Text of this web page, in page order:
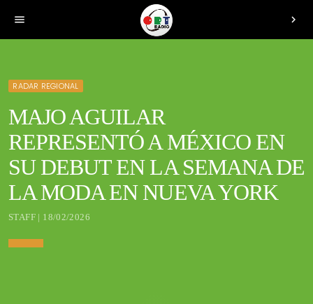
menu chevron_right
RADAR REGIONAL
MAJO AGUILAR
REPRESENTÓ A MÉXICO EN
SU DEBUT EN LA SEMANA DE
LA MODA EN NUEVA YORK
STAFF | 18/02/2026